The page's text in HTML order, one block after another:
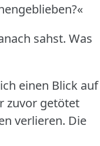
sahst. Was
einen Blick auf
zuvor getötet
verlieren. Die